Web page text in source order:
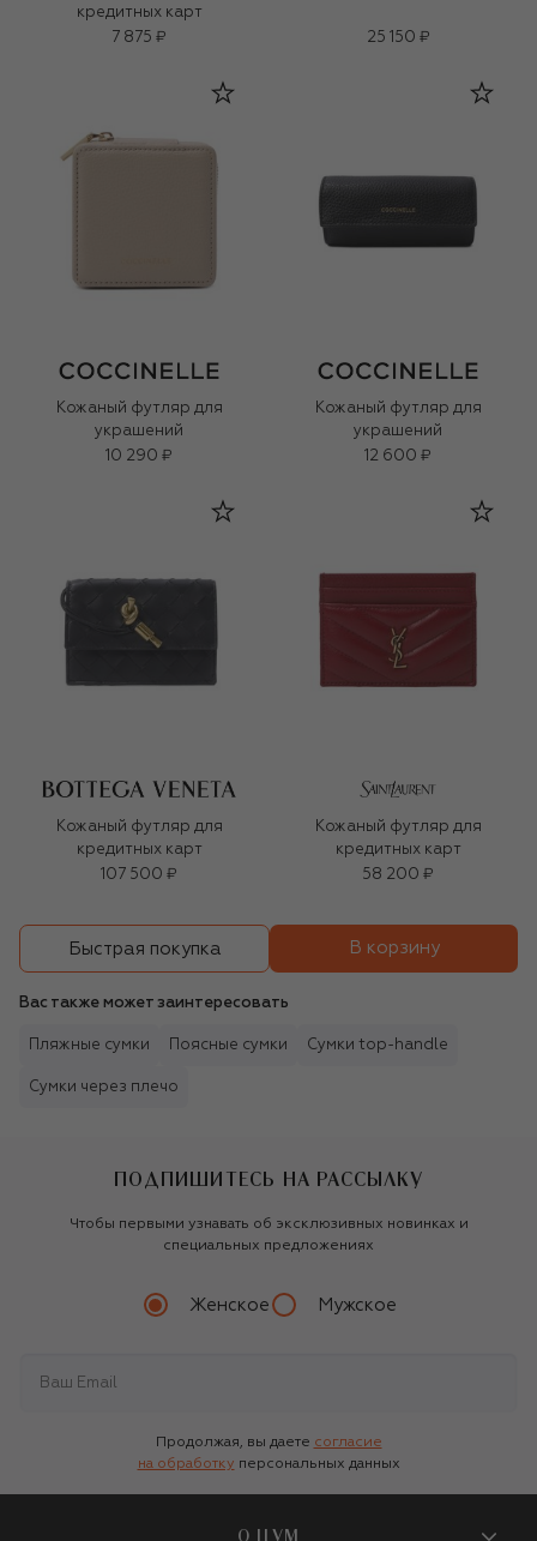
кредитных карт
7 875 ₽
25 150 ₽
Кожаный футляр для
украшений
10 290 ₽
Кожаный футляр для
украшений
12 600 ₽
Кожаный футляр для
кредитных карт
107 500 ₽
Кожаный футляр для
кредитных карт
58 200 ₽
Быстрая покупка В корзину
Вас также может заинтересовать
Пляжные сумки Поясные сумки Сумки top-handle
Сумки через плечо
ПОДПИШИТЕСЬ НА РАССЫЛКУ
Чтобы первыми узнавать об эксклюзивных новинках и
специальных предложениях
Женское Мужское
Продолжая, вы даете согласие
на обработку персональных данных